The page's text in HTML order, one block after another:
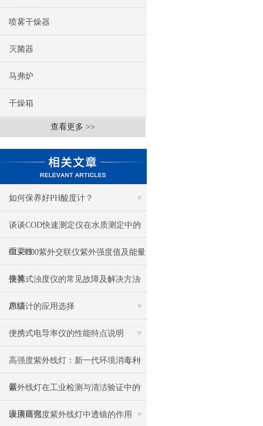
喷雾干燥器
灭菌器
马弗炉
干燥箱
查看更多 >>
如何保养好PH酸度计？
谈谈COD快速测定仪在水质测定中的
重要性
CL-3000紫外交联仪紫外强度值及能量
换算
便携式浊度仪的常见故障及解决方法
总结
声级计的应用选择
便携式电导率仪的性能特点说明
高强度紫外线灯：新一代环境消毒利
器
紫外线灯在工业检测与清洁验证中的
应用研究
谈谈高强度紫外线灯中透镜的作用